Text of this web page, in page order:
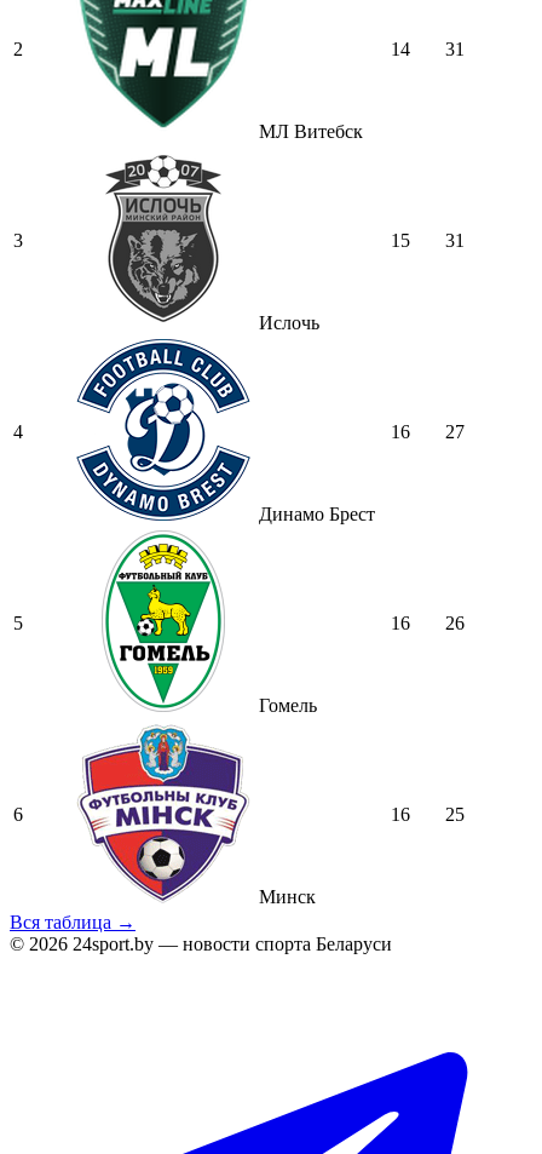
2
МЛ Витебск
14 31
3
Ислочь
15 31
4
Динамо Брест
16 27
5
Гомель
16 26
6
Минск
16 25
Вся таблица →
© 2026 24sport.by — новости спорта Беларуси